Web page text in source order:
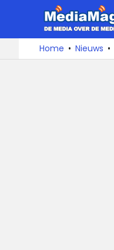
naar
De
media
over
Home Nieuws